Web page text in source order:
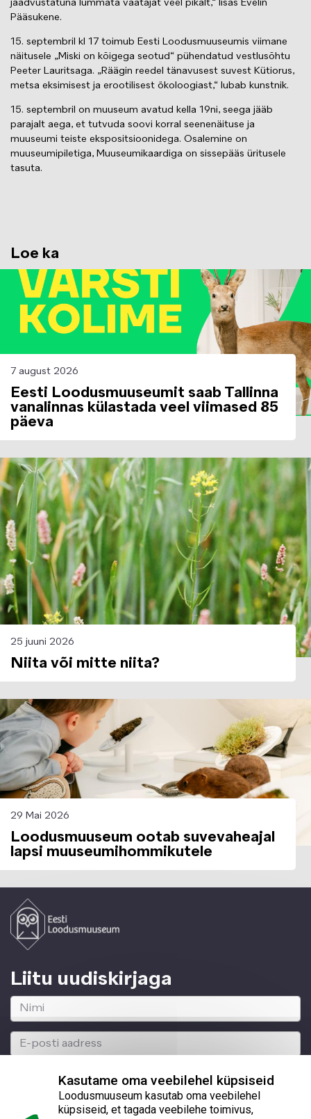
jäädvustatuna lummata vaatajat veel pikalt,“ lisas Evelin
Pääsukene.
15. septembril kl 17 toimub Eesti Loodusmuuseumis viimane
näitusele „Miski on kõigega seotud“ pühendatud vestlusõhtu
Peeter Lauritsaga. „Räägin reedel tänavusest suvest Kütiorus,
metsa eksimisest ja erootilisest ökoloogiast,“ lubab kunstnik.
15. septembril on muuseum avatud kella 19ni, seega jääb
parajalt aega, et tutvuda soovi korral seenenäituse ja
muuseumi teiste ekspositsioonidega. Osalemine on
muuseumipiletiga, Muuseumikaardiga on sissepääs üritusele
tasuta.
Loe ka
Image
7 august 2026
Eesti Loodusmuuseumit saab Tallinna
vanalinnas külastada veel viimased 85
päeva
Image
25 juuni 2026
Niita või mitte niita?
Image
29 Mai 2026
Loodusmuuseum ootab suvevaheajal
lapsi muuseumihommikutele
Liitu uudiskirjaga
Kasutame oma veebilehel küpsiseid
Loodusmuuseum kasutab oma veebilehel
küpsiseid, et tagada veebilehe toimivus,